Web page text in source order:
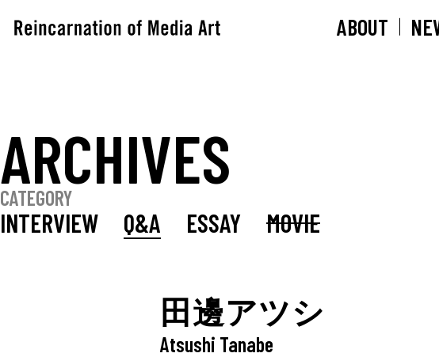
ABOUT
ARCHIVES
CATEGORY
INTERVIEW Q&A ESSAY MOVIE
田邊アツシ
Atsushi Tanabe